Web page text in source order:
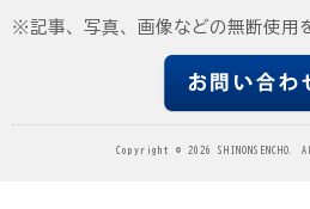
※記事、写真、画像などの無断使用
Copyright © 2026